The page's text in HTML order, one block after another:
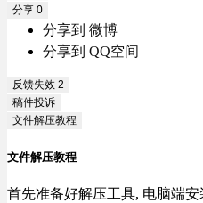
分享 0
分享到 微博
分享到 QQ空间
反馈失效 2
稿件投诉
文件解压教程
文件解压教程
首先准备好解压工具, 电脑端安